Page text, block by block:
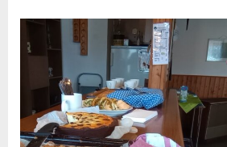
Saatgut-
und
Pflanzenbörse